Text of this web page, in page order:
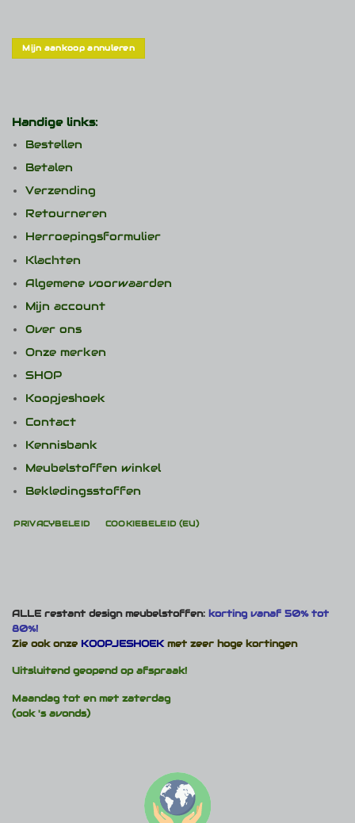
Mijn aankoop annuleren
Handige links:
Bestellen
Betalen
Verzending
Retourneren
Herroepingsformulier
Klachten
Algemene voorwaarden
Mijn account
Over ons
Onze merken
SHOP
Koopjeshoek
Contact
Kennisbank
Meubelstoffen winkel
Bekledingsstoffen
PRIVACYBELEID COOKIEBELEID (EU)
ALLE restant design meubelstoffen: korting vanaf 50% tot
80%!
Zie ook onze KOOPJESHOEKmet zeer hoge kortingen
Uitsluitend geopend op afspraak!
Maandag tot en met zaterdag
(ook 's avonds)